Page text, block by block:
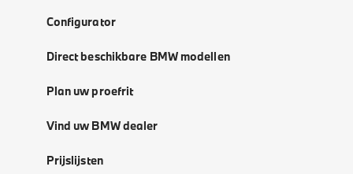
Configurator
Direct beschikbare BMW modellen
Plan uw proefrit
Vind uw BMW dealer
Prijslijsten